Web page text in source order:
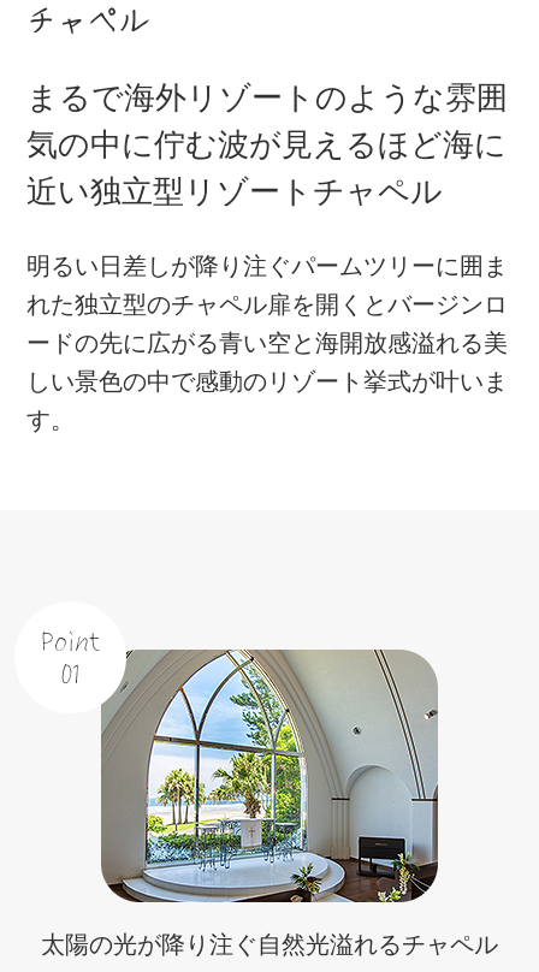
チャペル
まるで海外リゾートのような雰囲
気の中に佇む波が見えるほど海に
近い独立型リゾートチャペル
明るい日差しが降り注ぐパームツリーに囲ま
れた独立型のチャペル扉を開くとバージンロ
ードの先に広がる青い空と海開放感溢れる美
しい景色の中で感動のリゾート挙式が叶いま
す。
Point
01
太陽の光が降り注ぐ自然光溢れるチャペル